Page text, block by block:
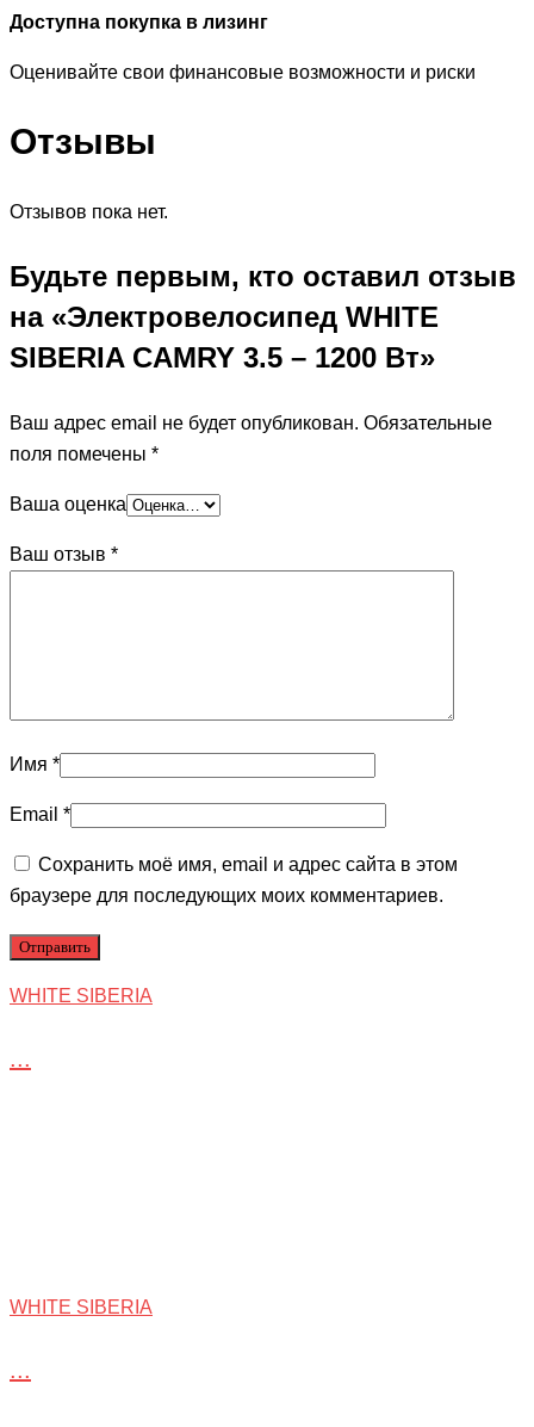
Доступна покупка в лизинг
Оценивайте свои финансовые возможности и риски
Отзывы
Отзывов пока нет.
Будьте первым, кто оставил отзыв
на «Электровелосипед WHITE
SIBERIA CAMRY 3.5 – 1200 Вт»
Ваш адрес email не будет опубликован. Обязательные
поля помечены *
Ваша оценка
Ваш отзыв *
Имя *
Email *
Сохранить моё имя, email и адрес сайта в этом
браузере для последующих моих комментариев.
WHITE SIBERIA
...
WHITE SIBERIA
...